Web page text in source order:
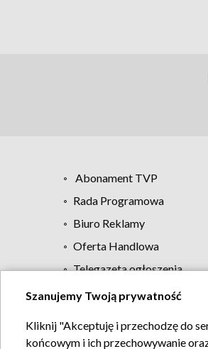
Abonament TVP
Rada Programowa
Biuro Reklamy
Oferta Handlowa
Telegazeta ogłoszenia
Szanujemy Twoją prywatność
Kliknij "Akceptuję i przechodzę do
końcowym i ich przechowywanie